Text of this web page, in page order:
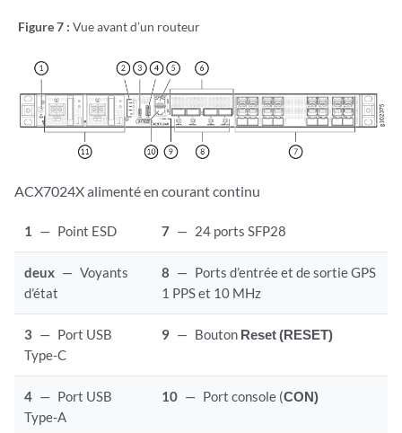
Figure 7 : Vue avant d’un routeur
ACX7024X alimenté en courant continu
1 — Point ESD 7 — 24 ports SFP28
deux — Voyants
d’état
8 — Ports d’entrée et de sortie GPS
1 PPS et 10 MHz
3 — Port USB
Type-C
9 — Bouton Reset (RESET)
4 — Port USB
Type-A
10 — Port console (CON)